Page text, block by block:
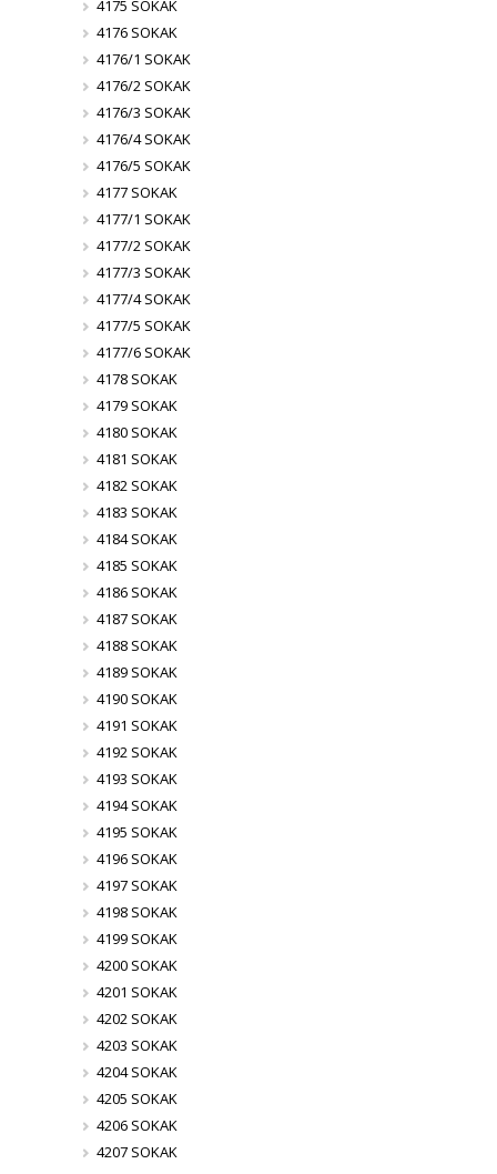
4175 SOKAK
4176 SOKAK
4176/1 SOKAK
4176/2 SOKAK
4176/3 SOKAK
4176/4 SOKAK
4176/5 SOKAK
4177 SOKAK
4177/1 SOKAK
4177/2 SOKAK
4177/3 SOKAK
4177/4 SOKAK
4177/5 SOKAK
4177/6 SOKAK
4178 SOKAK
4179 SOKAK
4180 SOKAK
4181 SOKAK
4182 SOKAK
4183 SOKAK
4184 SOKAK
4185 SOKAK
4186 SOKAK
4187 SOKAK
4188 SOKAK
4189 SOKAK
4190 SOKAK
4191 SOKAK
4192 SOKAK
4193 SOKAK
4194 SOKAK
4195 SOKAK
4196 SOKAK
4197 SOKAK
4198 SOKAK
4199 SOKAK
4200 SOKAK
4201 SOKAK
4202 SOKAK
4203 SOKAK
4204 SOKAK
4205 SOKAK
4206 SOKAK
4207 SOKAK